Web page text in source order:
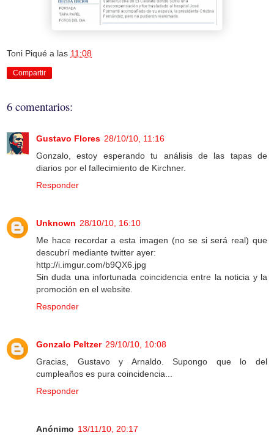
Toni Piqué a las 11:08
Compartir
6 comentarios:
Gustavo Flores 28/10/10, 11:16
Gonzalo, estoy esperando tu análisis de las tapas de
diarios por el fallecimiento de Kirchner.
Responder
Unknown 28/10/10, 16:10
Me hace recordar a esta imagen (no se si será real) que
descubrí mediante twitter ayer:
http://i.imgur.com/b9QX6.jpg
Sin duda una infortunada coincidencia entre la noticia y la
promoción en el website.
Responder
Gonzalo Peltzer 29/10/10, 10:08
Gracias, Gustavo y Arnaldo. Supongo que lo del
cumpleaños es pura coincidencia...
Responder
Anónimo 13/11/10, 20:17